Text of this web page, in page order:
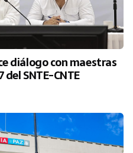
diálogo con maestras
SNTE-CNTE